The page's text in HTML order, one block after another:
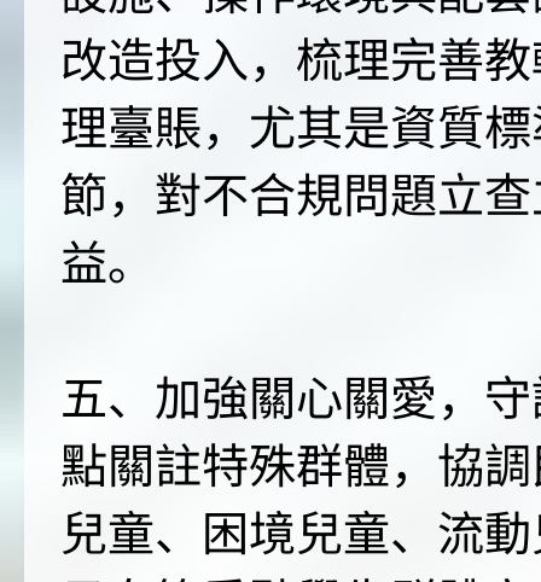
改造投入，梳理完善
理臺賬，尤其是資質
節，對不合規問題立
益。
五、加強關心關愛，
點關註特殊群體，協
兒童、困境兒童、流